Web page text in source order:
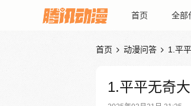
首页 全部
首页  动漫问答  1.平
1.平平无奇